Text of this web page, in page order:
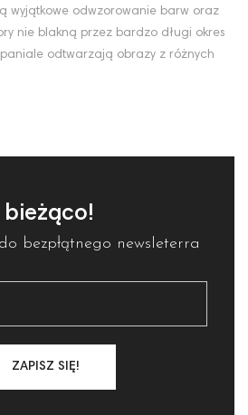
wyjątkowe odwzorowanie barw oraz
nie blakną przez bardzo długi okres
odtwarzają obrazy z różnych
bieżąco!
bezpłątnego newsleterra
ZAPISZ SIĘ!